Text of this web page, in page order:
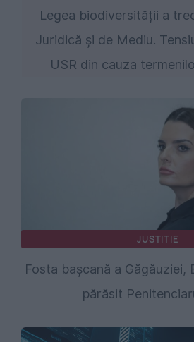
Legea biodiversității a
Juridică și de Mediu.
USR din cauza
JUSTITIE
Fosta başcană a Găgăuziei,
părăsit